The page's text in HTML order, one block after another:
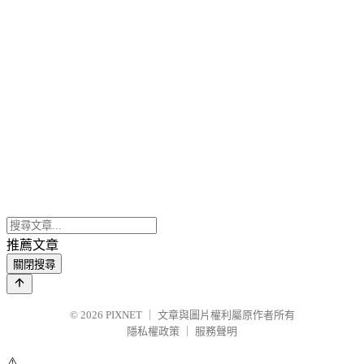
推薦文章
關閉搜尋
© 2026 PIXNET
文章與圖片權利屬原作者所有
隱私權政策
服務聲明